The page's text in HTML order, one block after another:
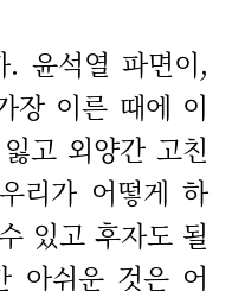
. 윤석열 파면이,
장 이른 때에 이
고 외양간 고친
리가 어떻게 하
있고 후자도 될
아쉬운 것은 어